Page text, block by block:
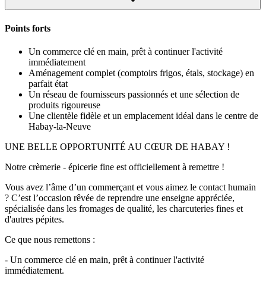
Points forts
Un commerce clé en main, prêt à continuer l'activité
immédiatement
Aménagement complet (comptoirs frigos, étals, stockage) en
parfait état
Un réseau de fournisseurs passionnés et une sélection de
produits rigoureuse
Une clientèle fidèle et un emplacement idéal dans le centre de
Habay-la-Neuve
UNE BELLE OPPORTUNITÉ AU CŒUR DE HABAY !
Notre crèmerie - épicerie fine est officiellement à remettre !
Vous avez l’âme d’un commerçant et vous aimez le contact humain
? C’est l’occasion rêvée de reprendre une enseigne appréciée,
spécialisée dans les fromages de qualité, les charcuteries fines et
d'autres pépites.
Ce que nous remettons :
- Un commerce clé en main, prêt à continuer l'activité
immédiatement.